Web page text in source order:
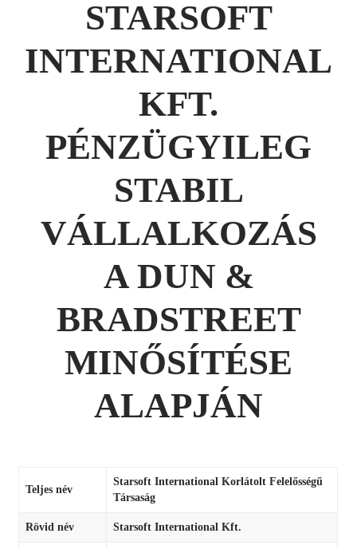
STARSOFT
INTERNATIONAL
KFT.
PÉNZÜGYILEG
STABIL
VÁLLALKOZÁS
A DUN &
BRADSTREET
MINŐSÍTÉSE
ALAPJÁN
Teljes név
Starsoft International Korlátolt Felelősségű
Társaság
Rövid név Starsoft International Kft.